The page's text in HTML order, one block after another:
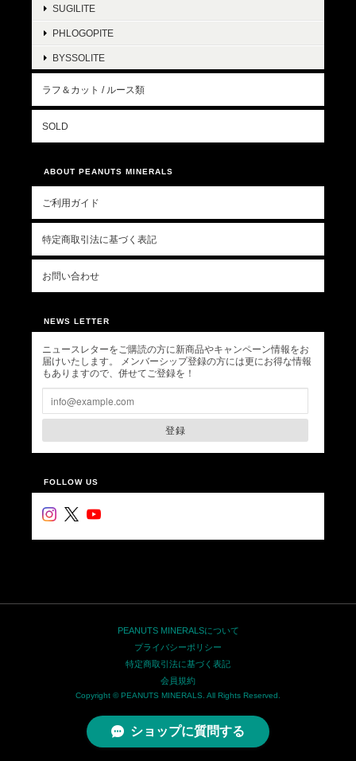
SUGILITE
PHLOGOPITE
BYSSOLITE
ラフ＆カット / ルース類
SOLD
ABOUT PEANUTS MINERALS
ご利用ガイド
特定商取引法に基づく表記
お問い合わせ
NEWS LETTER
ニュースレターをご購読の方に新商品やキャンペーン情報をお
届けいたします。 メンバーシップ登録の方には更にお得な情報
もありますので、併せてご登録を！
登録
FOLLOW US
PEANUTS MINERALSについて
プライバシーポリシー
特定商取引法に基づく表記
会員規約
Copyright © PEANUTS MINERALS. All Rights Reserved.
ショップに質問する